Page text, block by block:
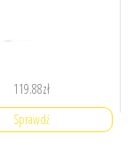
119.88zł
Sprawdź